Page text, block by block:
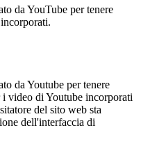
da YouTube per tenere
da Youtube per tenere
i video di Youtube incorporati
del sito web sta
dell'interfaccia di